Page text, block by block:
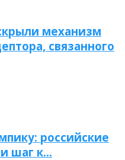
механизм
связанного
российские
шаг к…